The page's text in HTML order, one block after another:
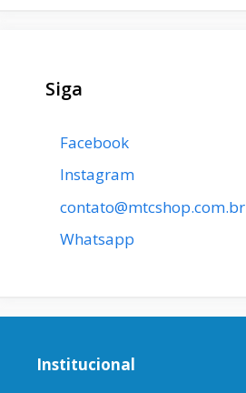
Siga
Facebook
Instagram
contato@mtcshop.com.br
Whatsapp
Institucional